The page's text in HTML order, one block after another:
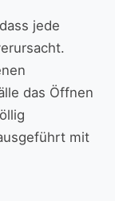
jede
das Öffnen
mit